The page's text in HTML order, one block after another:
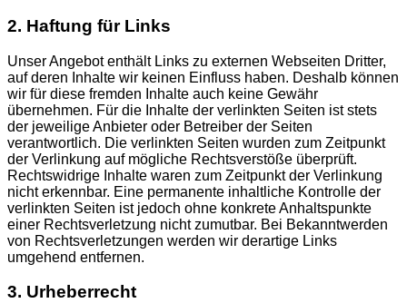
2. Haftung für Links
Unser Angebot enthält Links zu externen Webseiten Dritter,
auf deren Inhalte wir keinen Einfluss haben. Deshalb können
wir für diese fremden Inhalte auch keine Gewähr
übernehmen. Für die Inhalte der verlinkten Seiten ist stets
der jeweilige Anbieter oder Betreiber der Seiten
verantwortlich. Die verlinkten Seiten wurden zum Zeitpunkt
der Verlinkung auf mögliche Rechtsverstöße überprüft.
Rechtswidrige Inhalte waren zum Zeitpunkt der Verlinkung
nicht erkennbar. Eine permanente inhaltliche Kontrolle der
verlinkten Seiten ist jedoch ohne konkrete Anhaltspunkte
einer Rechtsverletzung nicht zumutbar. Bei Bekanntwerden
von Rechtsverletzungen werden wir derartige Links
umgehend entfernen.
3. Urheberrecht